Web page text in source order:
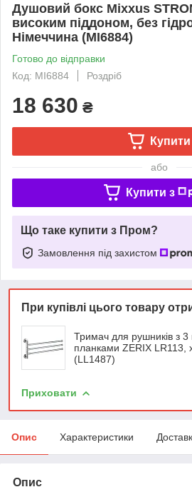
Душовий бокс Mixxus
високим піддоном, без
Німеччина (MI6884)
Готово до відправки
Код: MI6884
Роздріб
18 630 ₴
Купити
або
Купити з
Що таке купити з Пром?
Замовлення під захистом
При купівлі цього товару
Тримач для рушників з
планками ZERIX LR113,
(LL1487)
Приховати
Опис Характеристики
Опис